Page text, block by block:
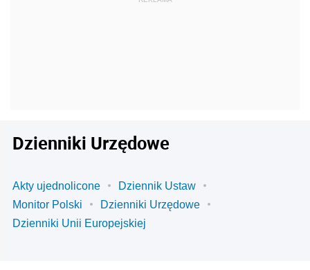
Dzienniki Urzędowe
Akty ujednolicone
Dziennik Ustaw
Monitor Polski
Dzienniki Urzędowe
Dzienniki Unii Europejskiej